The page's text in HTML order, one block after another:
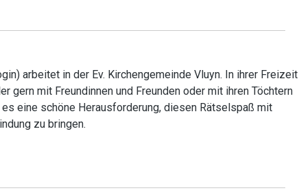
arbeitet in der Ev. Kirchengemeinde Vluyn. In ihrer Freizeit
gern mit Freundinnen und Freunden oder mit ihren Töchtern
eine schöne Herausforderung, diesen Rätselspaß mit
zu bringen.